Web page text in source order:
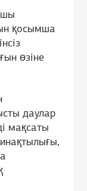
қосымша
өзіне
даулар
мақсаты